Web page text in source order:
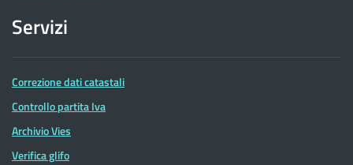
Servizi
Correzione dati catastali
Controllo partita Iva
Archivio Vies
Verifica glifo